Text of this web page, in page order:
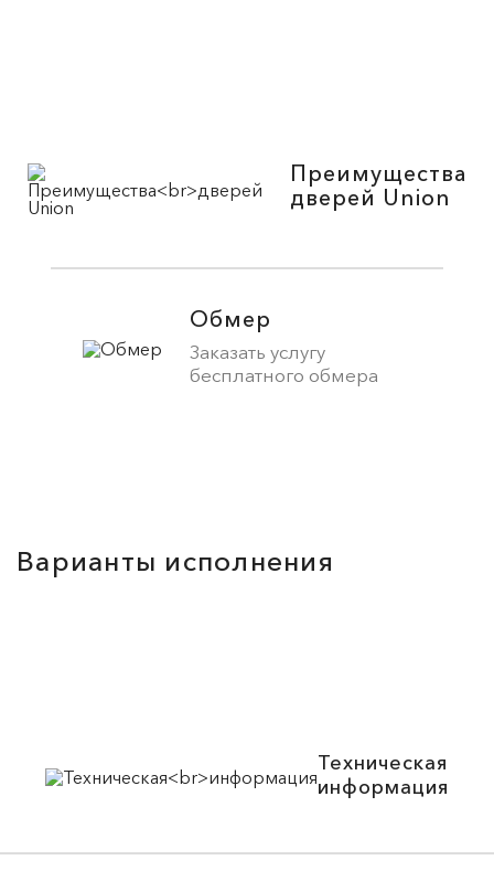
Преимущества
дверей Union
Обмер
Заказать услугу
бесплатного обмера
Варианты исполнения
Техническая
информация